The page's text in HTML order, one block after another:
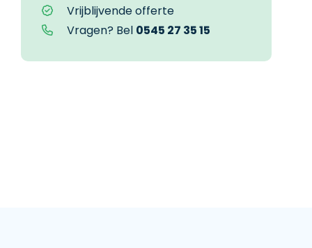
Vrijblijvende offerte
Vragen? Bel 0545 27 35 15